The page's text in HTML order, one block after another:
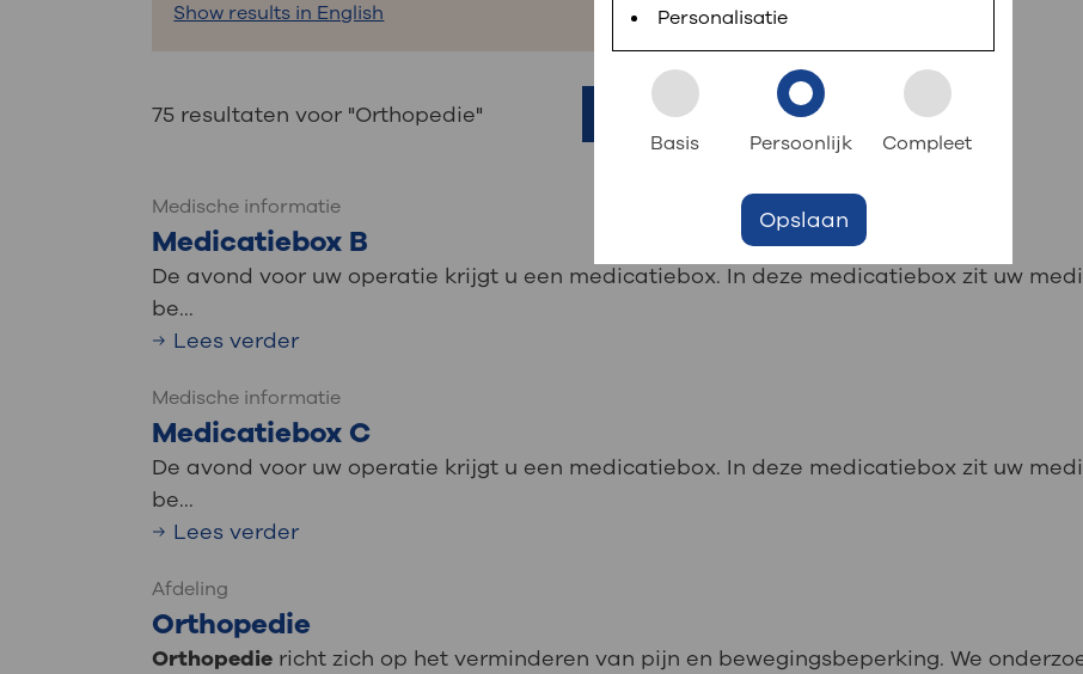
Uw bezoek aan OLVG
Contact
steeds verder uit, zodat u zelf meer digitaal kunt regelen. Met MijnOLVG kunnen
Direct naar MijnOLVG
Show results in English
Filter de resultaten
75 resultaten voor "Orthopedie"
Medische informatie
Medicatiebox B
De avond voor uw operatie krijgt u een medicatiebox. In deze medicatiebox zit uw
be...
Lees verder
Medische informatie
Medicatiebox C
De avond voor uw operatie krijgt u een medicatiebox. In deze medicatiebox zit uw
be...
Lees verder
Afdeling
Orthopedie
Orthopedie richt zich op het verminderen van pijn en bewegingsbeperking. We
Personalisatie
Basis Persoonlijk Compleet
Opslaan